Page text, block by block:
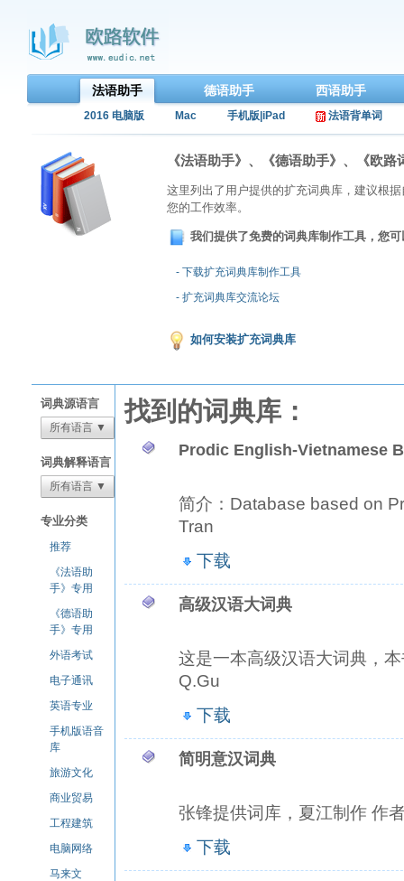
法语助手 德语助手 西语助手
2016 电脑版 Mac 手机版|iPad 法语背单词
《法语助手》、《德语助手》、《欧
这里列出了用户提供的扩充词典库，建议根
您的工作效率。
我们提供了免费的词典库制作工具，您
- 下载扩充词典库制作工具
- 扩充词典库交流论坛
如何安装扩充词典库
词典源语言
所有语言 ▼
词典解释语言
所有语言 ▼
专业分类
推荐
《法语助
手》专用
《德语助
手》专用
外语考试
电子通讯
英语专业
手机版语音
库
旅游文化
商业贸易
工程建筑
电脑网络
马来文
找到的词典库：
Prodic English-Vietnamese
简介：Database based on
Tran
下载
高级汉语大词典
这是一本高级汉语大词典，
Q.Gu
下载
简明意汉词典
张锋提供词库，夏江制作 作
下载